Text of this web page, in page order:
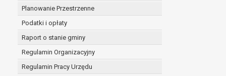
Planowanie Przestrzenne
Podatki i opłaty
Raport o stanie gminy
Regulamin Organizacyjny
Regulamin Pracy Urzędu
W przypadku, gdy dane osobowe przetwarzane są w
czasie w zakresie wymaganym przez przepisy prawa
rozliczeniu umowy, do czasu wycofania tej zgody.
Ponadto w przypadku umów o dofinansowanie dane
beneficjentem a określoną instytucją, trwałości
W związku z przetwarzaniem przez administratora
prawo dostępu do treści danych oraz